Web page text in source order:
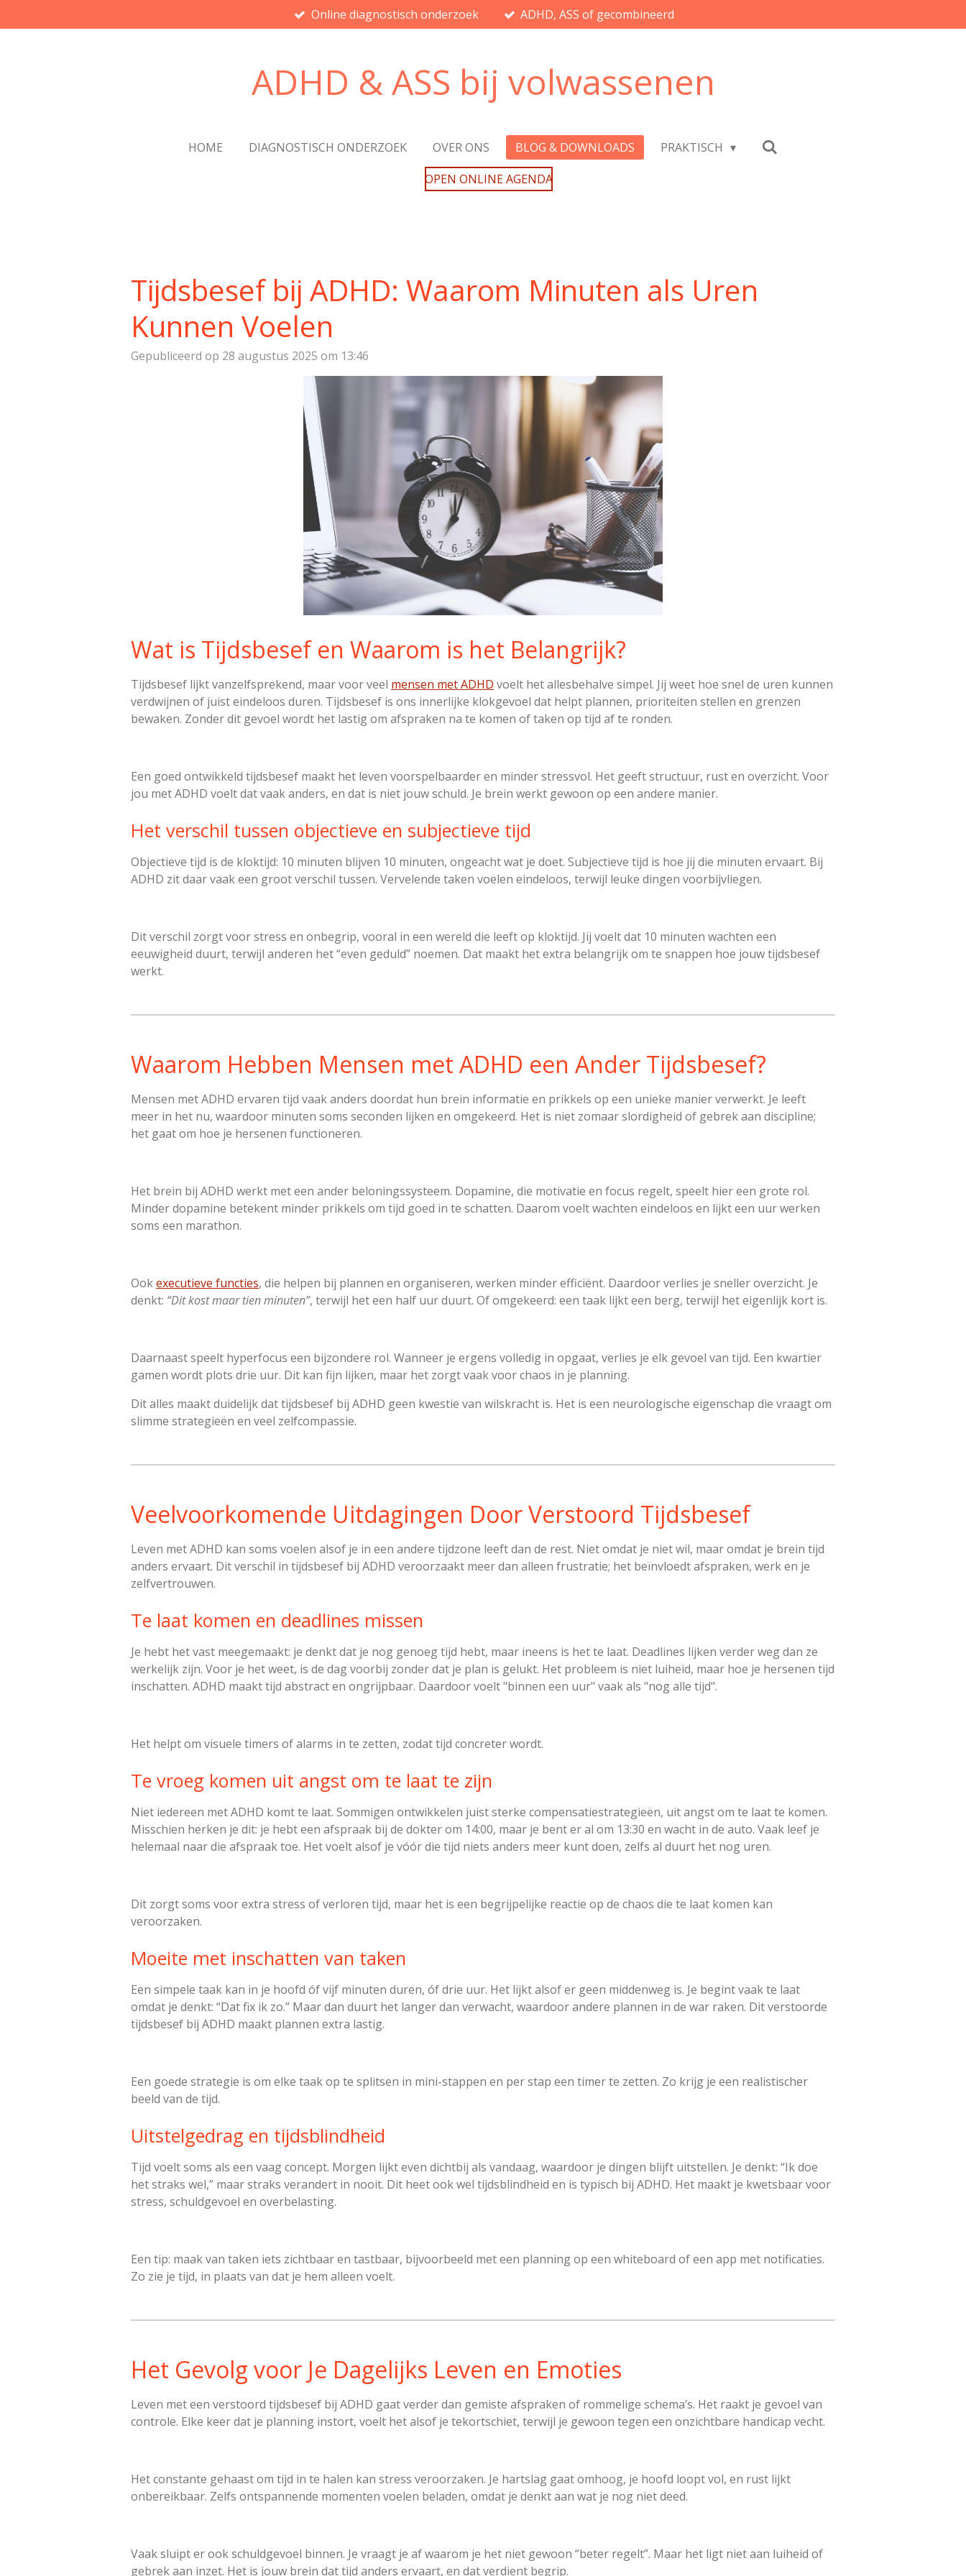
direct
Online diagnostisch onderzoek ADHD, ASS of gecombineerd
ADHD & ASS bij volwassenen
HOME DIAGNOSTISCH ONDERZOEK OVER ONS BLOG & DOWNLOADS
PRAKTISCH
OPEN ONLINE AGENDA
Tijdsbesef bij ADHD: Waarom Minuten als Uren
Kunnen Voelen
Gepubliceerd op 28 augustus 2025 om 13:46
Wat is Tijdsbesef en Waarom is het Belangrijk?
Tijdsbesef lijkt vanzelfsprekend, maar voor veel mensen met ADHD voelt het allesbehalve simpel. Jij weet hoe snel de uren kunnen
verdwijnen of juist eindeloos duren. Tijdsbesef is ons innerlijke klokgevoel dat helpt plannen, prioriteiten stellen en grenzen
bewaken. Zonder dit gevoel wordt het lastig om afspraken na te komen of taken op tijd af te ronden.
Een goed ontwikkeld tijdsbesef maakt het leven voorspelbaarder en minder stressvol. Het geeft structuur, rust en overzicht. Voor
jou met ADHD voelt dat vaak anders, en dat is niet jouw schuld. Je brein werkt gewoon op een andere manier.
Het verschil tussen objectieve en subjectieve tijd
Objectieve tijd is de kloktijd: 10 minuten blijven 10 minuten, ongeacht wat je doet. Subjectieve tijd is hoe jij die minuten ervaart. Bij
ADHD zit daar vaak een groot verschil tussen. Vervelende taken voelen eindeloos, terwijl leuke dingen voorbijvliegen.
Dit verschil zorgt voor stress en onbegrip, vooral in een wereld die leeft op kloktijd. Jij voelt dat 10 minuten wachten een
eeuwigheid duurt, terwijl anderen het “even geduld” noemen. Dat maakt het extra belangrijk om te snappen hoe jouw tijdsbesef
werkt.
Waarom Hebben Mensen met ADHD een Ander Tijdsbesef?
Mensen met ADHD ervaren tijd vaak anders doordat hun brein informatie en prikkels op een unieke manier verwerkt. Je leeft
meer in het nu, waardoor minuten soms seconden lijken en omgekeerd. Het is niet zomaar slordigheid of gebrek aan discipline;
het gaat om hoe je hersenen functioneren.
Het brein bij ADHD werkt met een ander beloningssysteem. Dopamine, die motivatie en focus regelt, speelt hier een grote rol.
Minder dopamine betekent minder prikkels om tijd goed in te schatten. Daarom voelt wachten eindeloos en lijkt een uur werken
soms een marathon.
Ookexecutieve functies, die helpen bij plannen en organiseren, werken minder efficiënt. Daardoor verlies je sneller overzicht. Je
denkt: “Dit kost maar tien minuten”, terwijl het een half uur duurt. Of omgekeerd: een taak lijkt een berg, terwijl het eigenlijk kort is.
Daarnaast speelt hyperfocus een bijzondere rol. Wanneer je ergens volledig in opgaat, verlies je elk gevoel van tijd. Een kwartier
gamen wordt plots drie uur. Dit kan fijn lijken, maar het zorgt vaak voor chaos in je planning.
Dit alles maakt duidelijk dat tijdsbesef bij ADHD geen kwestie van wilskracht is. Het is een neurologische eigenschap die vraagt om
slimme strategieën en veel zelfcompassie.
Veelvoorkomende Uitdagingen Door Verstoord Tijdsbesef
Leven met ADHD kan soms voelen alsof je in een andere tijdzone leeft dan de rest. Niet omdat je niet wil, maar omdat je brein tijd
anders ervaart. Dit verschil in tijdsbesef bij ADHD veroorzaakt meer dan alleen frustratie; het beïnvloedt afspraken, werk en je
zelfvertrouwen.
Te laat komen en deadlines missen
Je hebt het vast meegemaakt: je denkt dat je nog genoeg tijd hebt, maar ineens is het te laat. Deadlines lijken verder weg dan ze
werkelijk zijn. Voor je het weet, is de dag voorbij zonder dat je plan is gelukt. Het probleem is niet luiheid, maar hoe je hersenen tijd
inschatten. ADHD maakt tijd abstract en ongrijpbaar. Daardoor voelt "binnen een uur" vaak als "nog alle tijd".
Het helpt om visuele timers of alarms in te zetten, zodat tijd concreter wordt.
Te vroeg komen uit angst om te laat te zijn
Niet iedereen met ADHD komt te laat. Sommigen ontwikkelen juist sterke compensatiestrategieën, uit angst om te laat te komen.
Misschien herken je dit: je hebt een afspraak bij de dokter om 14:00, maar je bent er al om 13:30 en wacht in de auto. Vaak leef je
helemaal naar die afspraak toe. Het voelt alsof je vóór die tijd niets anders meer kunt doen, zelfs al duurt het nog uren.
Dit zorgt soms voor extra stress of verloren tijd, maar het is een begrijpelijke reactie op de chaos die te laat komen kan
veroorzaken.
Moeite met inschatten van taken
Een simpele taak kan in je hoofd óf vijf minuten duren, óf drie uur. Het lijkt alsof er geen middenweg is. Je begint vaak te laat
omdat je denkt: “Dat fix ik zo.” Maar dan duurt het langer dan verwacht, waardoor andere plannen in de war raken. Dit verstoorde
tijdsbesef bij ADHD maakt plannen extra lastig.
Een goede strategie is om elke taak op te splitsen in mini-stappen en per stap een timer te zetten. Zo krijg je een realistischer
beeld van de tijd.
Uitstelgedrag en tijdsblindheid
Tijd voelt soms als een vaag concept. Morgen lijkt even dichtbij als vandaag, waardoor je dingen blijft uitstellen. Je denkt: “Ik doe
het straks wel,” maar straks verandert in nooit. Dit heet ook wel tijdsblindheid en is typisch bij ADHD. Het maakt je kwetsbaar voor
stress, schuldgevoel en overbelasting.
Een tip: maak van taken iets zichtbaar en tastbaar, bijvoorbeeld met een planning op een whiteboard of een app met notificaties.
Zo zie je tijd, in plaats van dat je hem alleen voelt.
Het Gevolg voor Je Dagelijks Leven en Emoties
Leven met een verstoord tijdsbesef bij ADHD gaat verder dan gemiste afspraken of rommelige schema’s. Het raakt je gevoel van
controle. Elke keer dat je planning instort, voelt het alsof je tekortschiet, terwijl je gewoon tegen een onzichtbare handicap vecht.
Het constante gehaast om tijd in te halen kan stress veroorzaken. Je hartslag gaat omhoog, je hoofd loopt vol, en rust lijkt
onbereikbaar. Zelfs ontspannende momenten voelen beladen, omdat je denkt aan wat je nog niet deed.
Vaak sluipt er ook schuldgevoel binnen. Je vraagt je af waarom je het niet gewoon “beter regelt”. Maar het ligt niet aan luiheid of
gebrek aan inzet. Het is jouw brein dat tijd anders ervaart, en dat verdient begrip.